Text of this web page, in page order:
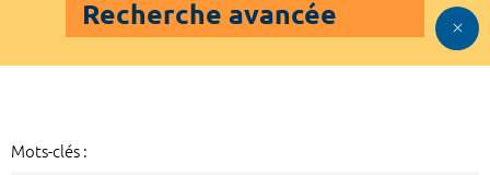
Recherche avancée
Mots-clés :